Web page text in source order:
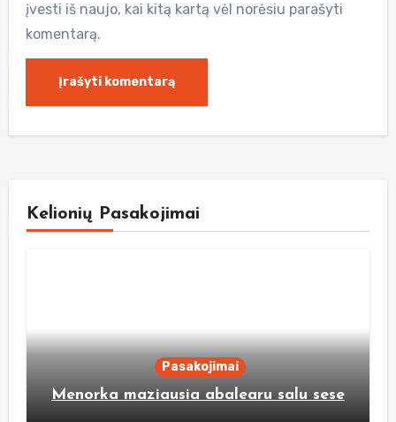
įvesti iš naujo, kai kitą kartą vėl norėsiu parašyti
komentarą.
Kelionių Pasakojimai
Pasakojimai
Menorka maziausia abalearu salu sese